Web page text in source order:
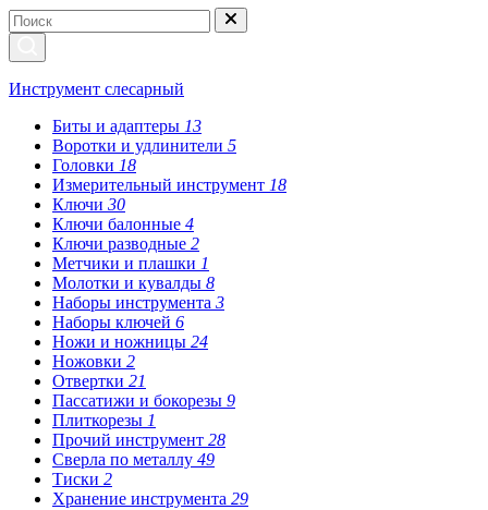
Инструмент слесарный
Биты и адаптеры 13
Воротки и удлинители 5
Головки 18
Измерительный инструмент 18
Ключи 30
Ключи балонные 4
Ключи разводные 2
Метчики и плашки 1
Молотки и кувалды 8
Наборы инструмента 3
Наборы ключей 6
Ножи и ножницы 24
Ножовки 2
Отвертки 21
Пассатижи и бокорезы 9
Плиткорезы 1
Прочий инструмент 28
Сверла по металлу 49
Тиски 2
Хранение инструмента 29